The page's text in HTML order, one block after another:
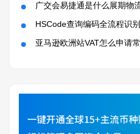
广交会易捷通是什么展期物
HSCode查询编码全流程识
亚马逊欧洲站VAT怎么申请